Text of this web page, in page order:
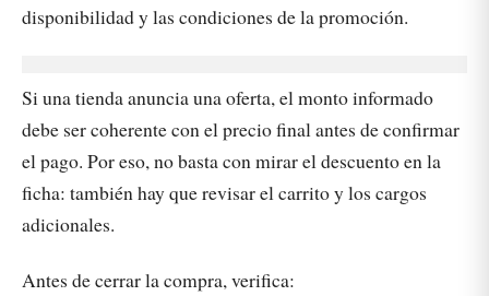
disponibilidad y las condiciones de la promoción.
Si una tienda anuncia una oferta, el monto informado
debe ser coherente con el precio final antes de confirmar
el pago. Por eso, no basta con mirar el descuento en la
ficha: también hay que revisar el carrito y los cargos
adicionales.
Antes de cerrar la compra, verifica: